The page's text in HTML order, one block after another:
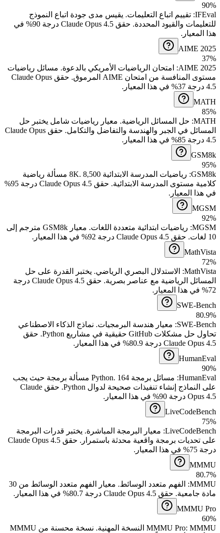
90%
IFEval
: تقييم اتباع التعليمات. يقيس مدى جودة اتباع النموذج
للتعليمات والقيود المحددة.
حقق Claude Opus 4.5 درجة 90% في
هذا المعيار.
AIME 2025
37%
AIME 2025
: امتحان الرياضيات الأمريكي بالدعوة. مسائل رياضيات
مستوى المنافسة من امتحان AIME المرموق.
حقق Claude Opus
4.5 درجة 37% في هذا المعيار.
MATH
85%
MATH
: حل المسائل الرياضية. معيار رياضيات شامل يختبر حل
المسائل في الجبر والهندسة والتفاضل والتكامل.
حقق Claude Opus
4.5 درجة 85% في هذا المعيار.
GSM8k
95%
GSM8k
: رياضيات المدرسة الابتدائية 8K .
8,500 مسألة رياضية
كلامية مستوى المدرسة الابتدائية.
حقق Claude Opus 4.5 درجة 95%
في هذا المعيار.
MGSM
92%
MGSM
: رياضيات ابتدائية متعددة اللغات.
معيار GSM8k مترجم إلى
10 لغات.
حقق Claude Opus 4.5 درجة 92% في هذا المعيار.
MathVista
72%
MathVista
: الاستدلال البصري الرياضي. يختبر القدرة على حل
المسائل الرياضية مع عناصر بصرية.
حقق Claude Opus 4.5 درجة
72% في هذا المعيار.
SWE-Bench
80.9%
SWE-Bench
: معيار هندسة البرمجيات. نماذج الذكاء الاصطناعي
تحاول حل مشكلات GitHub حقيقية في مشاريع Python.
حقق
Claude Opus 4.5 درجة 80.9% في هذا المعيار.
HumanEval
90%
HumanEval
: مسائل برمجة Python .
164 مسألة برمجة حيث يجب
على النماذج إنشاء تنفيذات صحيحة لدوال Python.
حقق Claude
Opus 4.5 درجة 90% في هذا المعيار.
LiveCodeBench
75%
LiveCodeBench
: معيار البرمجة المباشرة. يختبر قدرات البرمجة
على تحديات برمجة واقعية محدثة باستمرار.
حقق Claude Opus 4.5
درجة 75% في هذا المعيار.
MMMU
80.7%
MMMU
: الفهم متعدد الوسائط.
معيار الفهم متعدد الوسائط من 30
مادة جامعية. حقق Claude Opus 4.5 درجة 80.7% في هذا المعيار.
MMMU Pro
60%
MMMU Pro: MMMU النسخة المهنية .
نسخة محسنة من MMMU